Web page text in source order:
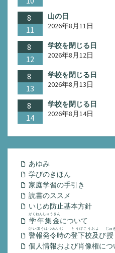
8
11
山の日
2026年8月11日
8
12
学校を閉じる日
2026年8月12日
8
13
学校を閉じる日
2026年8月13日
8
14
学校を閉じる日
2026年8月14日
あゆみ
学びのきほん
家庭学習の手引き
読書のススメ
いじめ防止基本方針
学年集金
がくねんしゅうきん
について
警報発令時
けいほうはつれいじ
の登下校及
とうげこうおよ
び
じゅ
個人情報および肖像権につ